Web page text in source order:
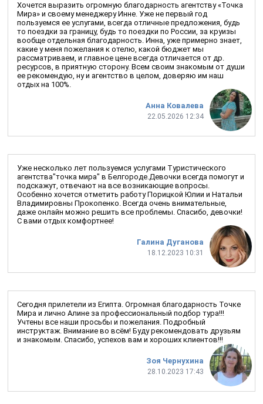
Анна Ковалева
22.05.2026 12:34
Хочется выразить огромную благодарность агентству «Точка
Мира» и своему менеджеру Инне. Уже не первый год
пользуемся ее услугами, всегда отличные предложения, будь
то поездки за границу, будь то поездки по России, за круизы
вообще отдельная благодарность. Инна, уже примерно знает,
какие у меня пожелания к отелю, какой бюджет мы
рассматриваем, и главное цене всегда отличается от др.
ресурсов, в приятную сторону. Всем своим знакомым от души
ее рекомендую, ну и агентство в целом, доверяю им наш
отдых на 100%.
Галина Дуганова
18.12.2023 10:31
Уже несколько лет пользуемся услугами Туристического
агентства"точка мира" в Белгороде.Девочки всегда помогут и
подскажут, отвечают на все возникающие вопросы.
Особенно хочется отметить работу Порицкой Юлии и Натальи
Владимировны Прокопенко. Всегда очень внимательные,
даже онлайн можно решить все проблемы. Спасибо, девочки!
С вами отдых комфортнее!
Зоя Чернухина
28.10.2023 17:43
Сегодня прилетели из Египта. Огромная благодарность Точке
Мира и лично Алине за профессиональный подбор тура!!!
Учтены все наши просьбы и пожелания. Подробный
инструктаж. Внимание во всём! Буду рекомендовать друзьям
и знакомым. Спасибо, успехов вам и хороших клиентов!!!